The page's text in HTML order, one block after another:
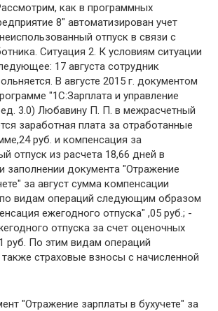
как в программных
8" автоматизирован учет
отпуск в связи с
Ситуация 2. К условиям ситуации
17 августа сотрудник
В августе 2015 г. документом
"1С:Зарплата и управление
3.0) Любавину П. П. в межрасчетный
заработная плата за отработанные
руб. и компенсация за
отпуск из расчета 18,66 дней в
заполнении документа "Отражение
за август сумма компенсации
по видам операций следующим образом
ежегодного отпуска" ,05 руб.; -
отпуска за счет оценочных
руб. По этим видам операций
страховые взносы с начисленной
"Отражение зарплаты в бухучете" за